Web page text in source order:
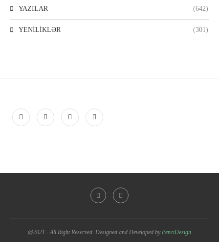
YAZILAR (642)
YENİLİKLƏR (301)
@2021 - All Right Reserved. Designed and Developed byPenciDesign